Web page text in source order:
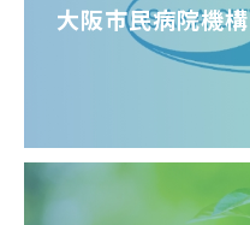
大阪市民病院機